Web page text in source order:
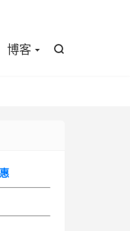

博客